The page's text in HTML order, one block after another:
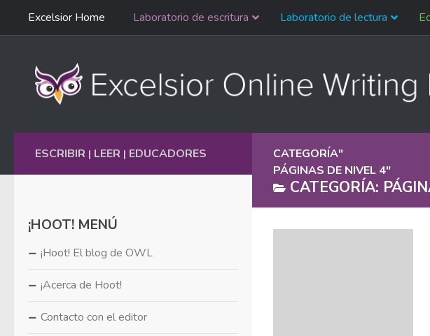
Ir al contenido
navegación
Excelsior Home Laboratorio de escritura Laboratorio de lectura
CATEGORÍA"
PÁGINAS DE NIVEL 4"
CATEGORÍA:
ESCRIBIR | LEER | EDUCADORES
¡HOOT! MENÚ
¡Hoot! El blog de OWL
¡Acerca de Hoot!
Contacto con el editor